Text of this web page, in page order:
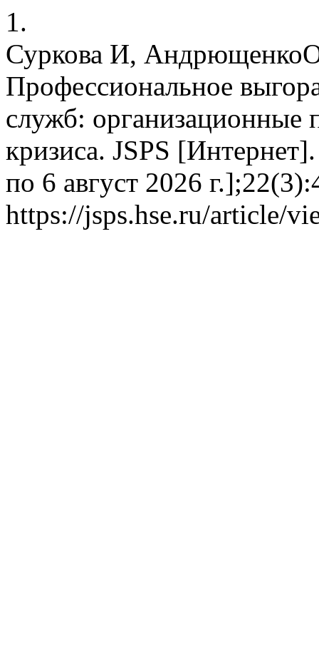
1.
Суркова И,
Профессиональное
служб: организационные
кризиса. JSPS
по 6 август 2026
https://jsps.hse.ru/article/